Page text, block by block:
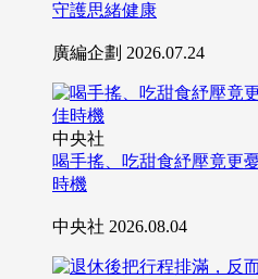
守護思緒健康
廣編企劃 2026.07.24
中央社
喝手搖、吃甜食紓壓竟更
時機
中央社 2026.08.04